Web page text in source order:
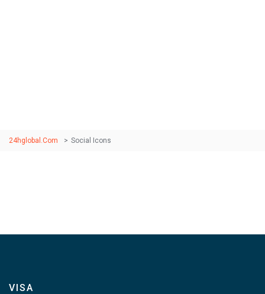
24hglobal.com > Social Icons
VISA